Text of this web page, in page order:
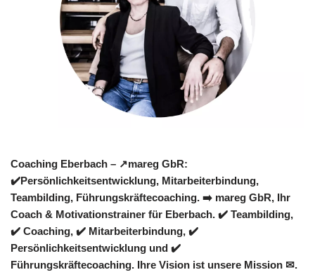
Coaching Eberbach – ↗️mareg GbR:
✔️Persönlichkeitsentwicklung, Mitarbeiterbindung,
Teambilding, Führungskräftecoaching. ➡️ mareg GbR, Ihr
Coach & Motivationstrainer für Eberbach. ✔️ Teambilding,
✔️ Coaching, ✔️ Mitarbeiterbindung, ✔️
Persönlichkeitsentwicklung und ✔️
Führungskräftecoaching. Ihre Vision ist unsere Mission ✉.